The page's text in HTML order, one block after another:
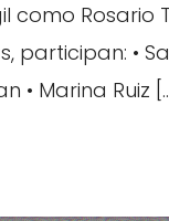
Rosario
participan: •
• Marina Ruiz